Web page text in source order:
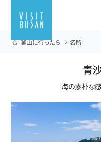
釜山に行ったら 名所
青
海の素朴な